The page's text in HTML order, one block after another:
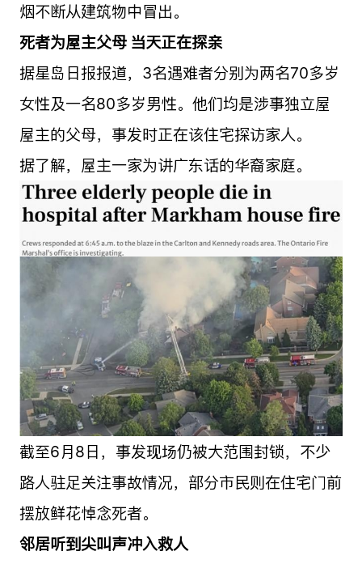
烟不断从建筑物中冒出。
死者为屋主父母 当天正在探亲
据星岛日报报道，3名遇难者分别为两名70多岁
女性及一名80多岁男性。他们均是涉事独立屋
屋主的父母，事发时正在该住宅探访家人。
据了解，屋主一家为讲广东话的华裔家庭。
截至6月8日，事发现场仍被大范围封锁，不少
路人驻足关注事故情况，部分市民则在住宅门前
摆放鲜花悼念死者。
邻居听到尖叫声冲入救人